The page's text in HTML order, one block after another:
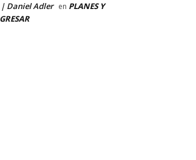
Daniel Adler en PLANES Y